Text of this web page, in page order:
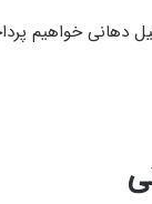
دهانی خواهیم